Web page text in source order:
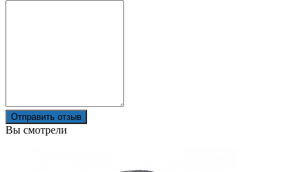
Отправить отзыв
Вы смотрели